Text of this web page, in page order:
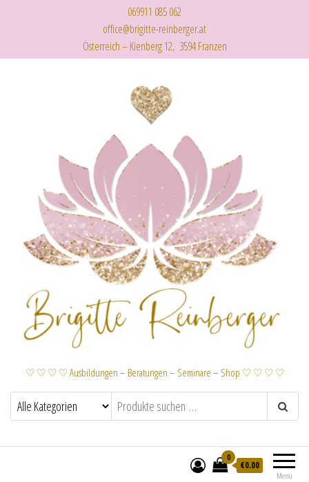
069911 085 062
office@brigitte-reinberger.at
Österreich – Kienberg 12, 3594 Franzen
♡ ♡ ♡ ♡ Ausbildungen – Beratungen – Seminare – Shop ♡ ♡ ♡ ♡
Menü
0
€0.00